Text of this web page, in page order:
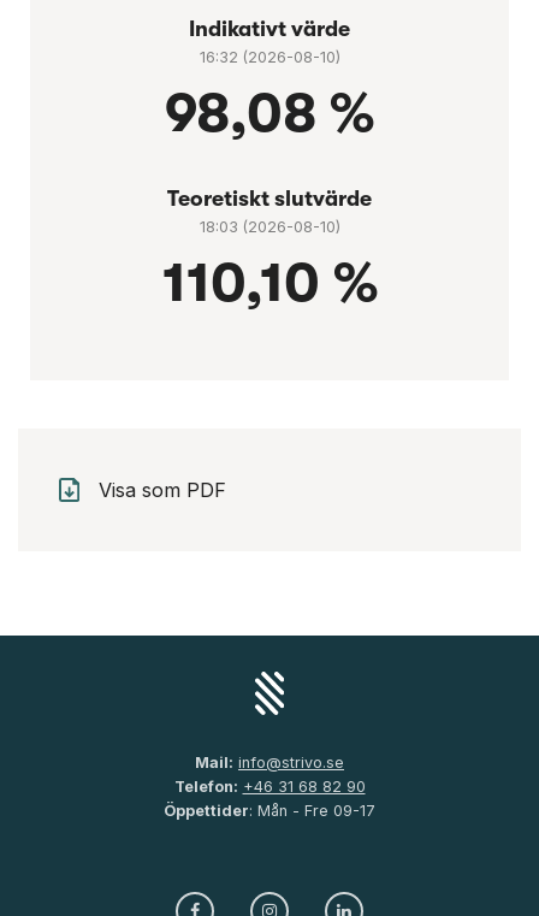
Indikativt värde
16:32 (2026-08-10)
98,08 %
Teoretiskt slutvärde
18:03 (2026-08-10)
110,10 %
Visa som PDF
Mail: info@strivo.se
Telefon: +46 31 68 82 90
Öppettider: Mån - Fre 09-17